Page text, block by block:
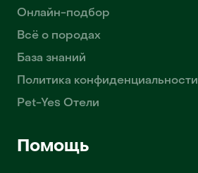
Онлайн-подбор
Всё о породах
База знаний
Политика конфиденциальности
Pet-Yes Отели
Помощь